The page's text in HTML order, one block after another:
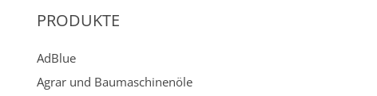
PRODUKTE
AdBlue
Agrar und Baumaschinenöle